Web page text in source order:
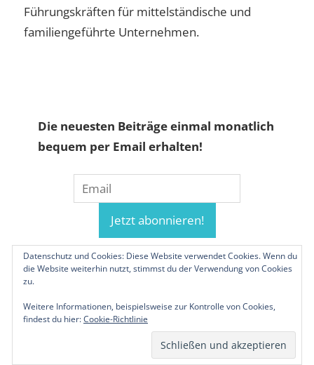
Führungskräften für mittelständische und
familiengeführte Unternehmen.
Die neuesten Beiträge einmal monatlich
bequem per Email erhalten!
© 2019-2026 Familienunternehmen.eu. Alle
Rechte vorbehalten.
Datenschutz und Cookies: Diese Website verwendet Cookies. Wenn du
die Website weiterhin nutzt, stimmst du der Verwendung von Cookies
zu.
Weitere Informationen, beispielsweise zur Kontrolle von Cookies,
findest du hier:Cookie-Richtlinie